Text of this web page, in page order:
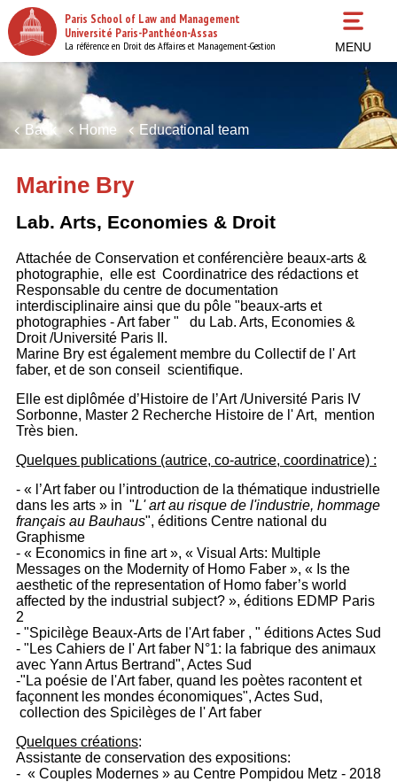
Skip
to
main
content
Paris School of Law and Management
Université Paris-Panthéon-Assas
La référence en Droit des Affaires et Management-Gestion MENU
Back Home Educational team
Marine Bry
Lab. Arts, Economies & Droit
Attachée de Conservation et conférencière beaux-arts &
photographie, elle est Coordinatrice des rédactions et
Responsable du centre de documentation
interdisciplinaire ainsi que du pôle "beaux-arts et
photographies - Art faber " du Lab. Arts, Economies &
Droit /Université Paris II.
Marine Bry est également membre du Collectif de l' Art
faber, et de son conseil scientifique.
Elle est diplômée d’Histoire de l’Art /Université Paris IV
Sorbonne, Master 2 Recherche Histoire de l' Art, mention
Très bien.
Quelques publications (autrice, co-autrice, coordinatrice) :
- « l’Art faber ou l’introduction de la thématique industrielle
dans les arts » in "L' art au risque de l'industrie, hommage
français au Bauhaus", éditions Centre national du
Graphisme
- « Economics in fine art », « Visual Arts: Multiple
Messages on the Modernity of Homo Faber », « Is the
aesthetic of the representation of Homo faber’s world
affected by the industrial subject? », éditions EDMP Paris
2
- "Spicilège Beaux-Arts de l'Art faber , " éditions Actes Sud
- "Les Cahiers de l' Art faber N°1: la fabrique des animaux
avec Yann Artus Bertrand", Actes Sud
-"La poésie de l'Art faber, quand les poètes racontent et
façonnent les mondes économiques", Actes Sud,
collection des Spicilèges de l' Art faber
Quelques créations:
Assistante de conservation des expositions:
- « Couples Modernes » au Centre Pompidou Metz - 2018